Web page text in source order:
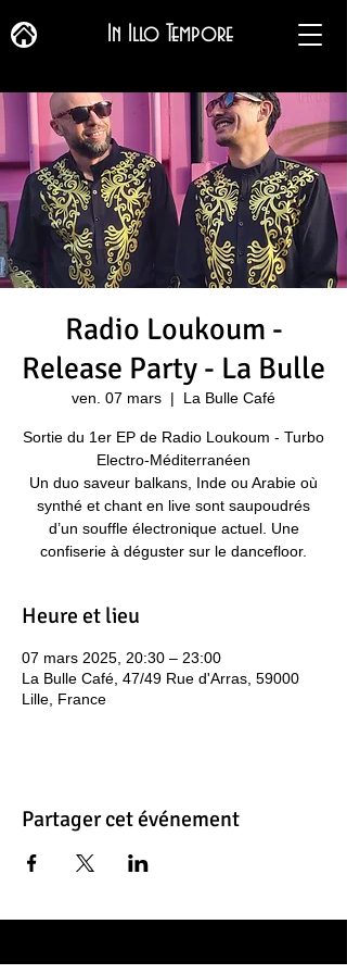
In Illo Tempore
Radio Loukoum -
Release Party - La Bulle
ven. 07 mars
  |
La Bulle Café
Sortie du 1er EP de Radio Loukoum - Turbo
Electro-Méditerranéen
Un duo saveur balkans, Inde ou Arabie où
synthé et chant en live sont saupoudrés
d’un souffle électronique actuel. Une
confiserie à déguster sur le dancefloor.
Heure et lieu
07 mars 2025, 20:30 – 23:00
La Bulle Café, 47/49 Rue d'Arras, 59000
Lille, France
Partager cet événement